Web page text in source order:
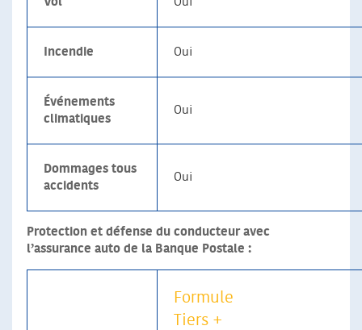
Incendie Oui
Événements
climatiques
Oui
Dommages tous
accidents
Oui
Protection et défense du conducteur avec
l’assurance auto de la Banque Postale :
Formule
Tiers +